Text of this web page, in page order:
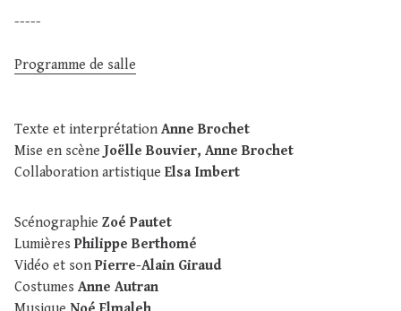
-----
Programme de salle
Texte et interprétation Anne Brochet
Mise en scèneJoëlle Bouvier, Anne Brochet
Collaboration artistique Elsa Imbert
Scénographie Zoé Pautet
Lumières Philippe Berthomé
Vidéo et son Pierre-Alain Giraud
Costumes Anne Autran